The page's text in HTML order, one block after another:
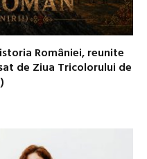
României, reunite
de Ziua Tricolorului de